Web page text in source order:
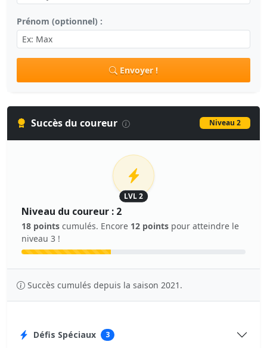
Prénom (optionnel) :
Envoyer !
Succès du coureur Niveau 2
LVL 2
Niveau du coureur : 2
18 points cumulés. Encore 12 points pour atteindre le
niveau 3 !
Succès cumulés depuis la saison 2021.
Défis Spéciaux 3